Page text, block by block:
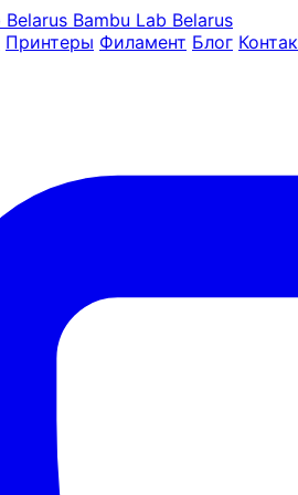
Bambu Lab Belarus
Принтеры Филамент Блог